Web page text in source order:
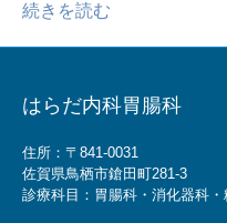
続きを読む
はらだ内科胃腸科
住所：〒841-0031
佐賀県鳥栖市鎗田町281-3
診療科目：胃腸科・消化器科